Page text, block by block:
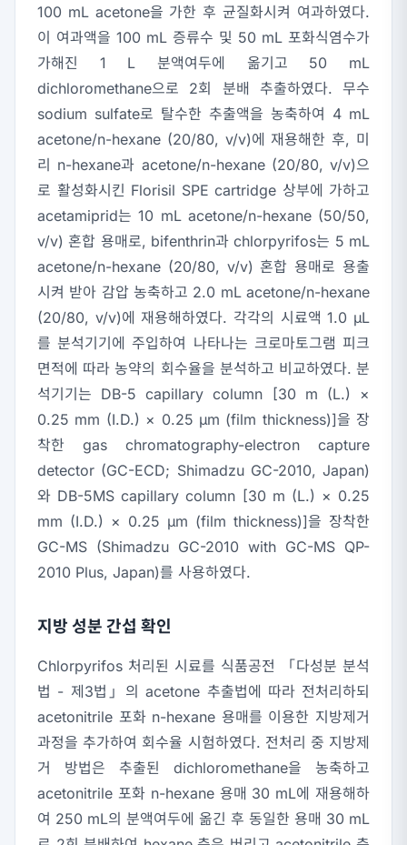
100 mL acetone을 가한 후 균질화시켜 여과하였다.
이 여과액을 100 mL 증류수 및 50 mL 포화식염수가
가해진 1 L 분액여두에 옮기고 50 mL
dichloromethane으로 2회 분배 추출하였다. 무수
sodium sulfate로 탈수한 추출액을 농축하여 4 mL
acetone/n-hexane (20/80, v/v)에 재용해한 후, 미
리 n-hexane과 acetone/n-hexane (20/80, v/v)으
로 활성화시킨 Florisil SPE cartridge 상부에 가하고
acetamiprid는 10 mL acetone/n-hexane (50/50,
v/v) 혼합 용매로, bifenthrin과 chlorpyrifos는 5 mL
acetone/n-hexane (20/80, v/v) 혼합 용매로 용출
시켜 받아 감압 농축하고 2.0 mL acetone/n-hexane
(20/80, v/v)에 재용해하였다. 각각의 시료액 1.0 μL
를 분석기기에 주입하여 나타나는 크로마토그램 피크
면적에 따라 농약의 회수율을 분석하고 비교하였다. 분
석기기는 DB-5 capillary column [30 m (L.) ×
0.25 mm (I.D.) × 0.25 μm (film thickness)]을 장
착한 gas chromatography-electron capture
detector (GC-ECD; Shimadzu GC-2010, Japan)
와 DB-5MS capillary column [30 m (L.) × 0.25
mm (I.D.) × 0.25 μm (film thickness)]을 장착한
GC-MS (Shimadzu GC-2010 with GC-MS QP-
2010 Plus, Japan)를 사용하였다.
지방 성분 간섭 확인
Chlorpyrifos 처리된 시료를 식품공전 「다성분 분석
법 - 제3법」의 acetone 추출법에 따라 전처리하되
acetonitrile 포화 n-hexane 용매를 이용한 지방제거
과정을 추가하여 회수율 시험하였다. 전처리 중 지방제
거 방법은 추출된 dichloromethane을 농축하고
acetonitrile 포화 n-hexane 용매 30 mL에 재용해하
여 250 mL의 분액여두에 옮긴 후 동일한 용매 30 mL